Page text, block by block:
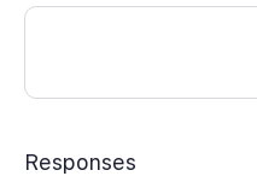
Responses